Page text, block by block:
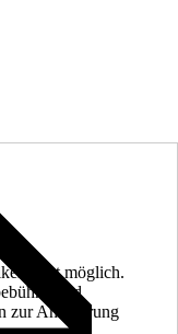
nicht möglich.
und
zur Anlieferung